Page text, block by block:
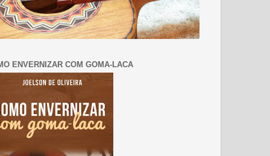
ENVERNIZAR COM GOMA-LACA